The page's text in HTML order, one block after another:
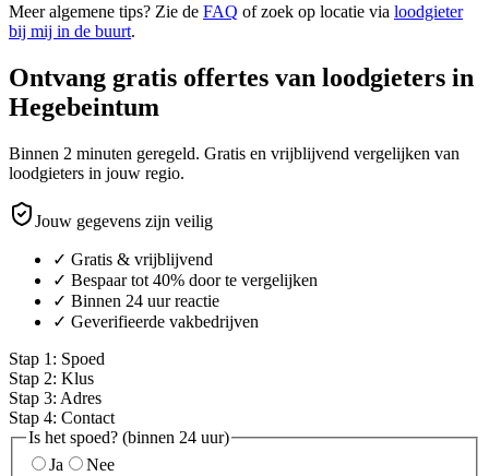
Meer algemene tips? Zie de FAQ of zoek op locatie via loodgieter
bij mij in de buurt.
Ontvang gratis offertes van loodgieters in
Hegebeintum
Binnen 2 minuten geregeld. Gratis en vrijblijvend vergelijken van
loodgieters in jouw regio.
Jouw gegevens zijn veilig
✓ Gratis & vrijblijvend
✓ Bespaar tot 40% door te vergelijken
✓ Binnen 24 uur reactie
✓ Geverifieerde vakbedrijven
Stap 1 : Spoed
Stap 2: Klus
Stap 3: Adres
Stap 4: Contact
Is het spoed? (binnen 24 uur)
Ja
Nee